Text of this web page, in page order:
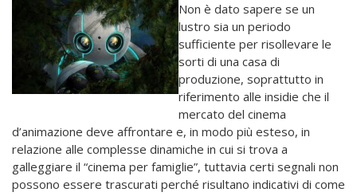
Non è dato sapere se un
lustro sia un periodo
sufficiente per risollevare le
sorti di una casa di
produzione, soprattutto in
riferimento alle insidie che il
mercato del cinema
d’animazione deve affrontare e, in modo più esteso, in
relazione alle complesse dinamiche in cui si trova a
galleggiare il “cinema per famiglie”, tuttavia certi segnali non
possono essere trascurati perché risultano indicativi di come